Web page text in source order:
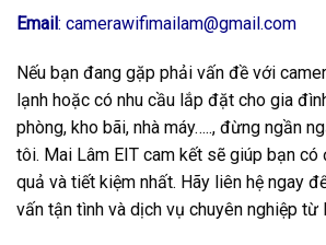
Email: camerawifimailam@gmail.com
Nếu bạn đang gặp phải vấn đề với
lạnh hoặc có nhu cầu lắp đặt cho gia
phòng, kho bãi, nhà máy….., đừng ngần
tôi. Mai Lâm EIT cam kết sẽ giúp bạn
quả và tiết kiệm nhất. Hãy liên hệ ngay
vấn tận tình và dịch vụ chuyên nghiệp từ